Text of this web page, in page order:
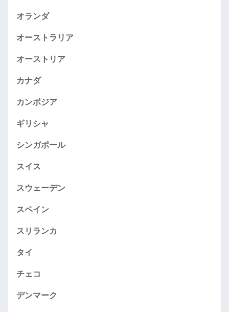
オランダ
オーストラリア
オーストリア
カナダ
カンボジア
ギリシャ
シンガポール
スイス
スウェーデン
スペイン
スリランカ
タイ
チェコ
デンマーク